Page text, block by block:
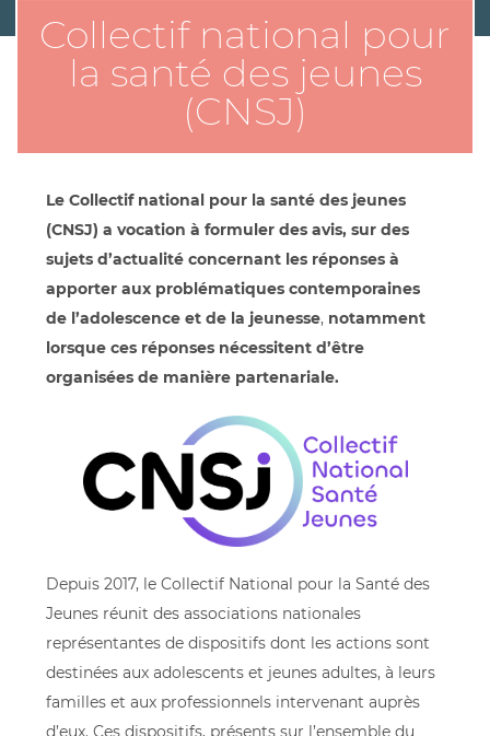
Collectif national pour
la santé des jeunes
(CNSJ)
Le Collectif national pour la santé des jeunes
(CNSJ) a vocation à formuler des avis, sur des
sujets d’actualité concernant les réponses à
apporter aux problématiques contemporaines
de l’adolescence et de la jeunesse, notamment
lorsque ces réponses nécessitent d’être
organisées de manière partenariale.
Depuis 2017, le Collectif National pour la Santé des
Jeunes réunit des associations nationales
représentantes de dispositifs dont les actions sont
destinées aux adolescents et jeunes adultes, à leurs
familles et aux professionnels intervenant auprès
d’eux. Ces dispositifs, présents sur l’ensemble du